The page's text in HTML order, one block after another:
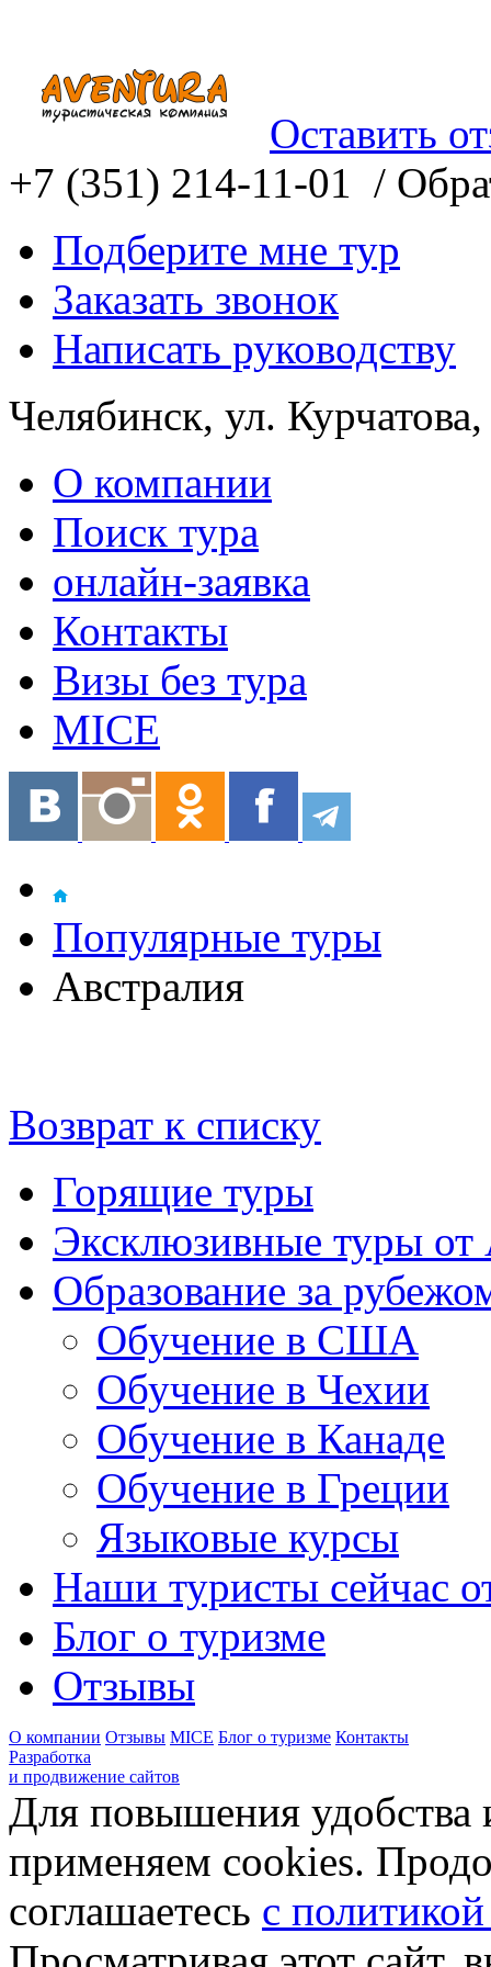
Оставить
+7 (351) 214-11-01 /
Подберите мне тур
Заказать звонок
Написать руководству
Челябинск, ул.
О компании
Поиск тура
онлайн-заявка
Контакты
Визы без тура
MICE
Популярные туры
Австралия
Возврат к списку
Горящие туры
Эксклюзивные туры от
Образование за
Обучение в США
Обучение в Чехии
Обучение в Канаде
Обучение в Греции
Языковые курсы
Наши туристы сейчас
Блог о туризме
Отзывы
О компании Отзывы MICE Блог о туризме Контакты
Разработка
и продвижение сайтов
Для повышения удобства
применяем cookies.
соглашаетесь с